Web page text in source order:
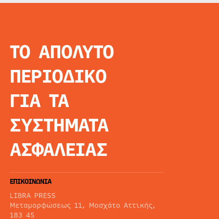
ΤΟ ΑΠΟΛΥΤΟ
ΠΕΡΙΟΔΙΚΟ
ΓΙΑ ΤΑ
ΣΥΣΤΗΜΑΤΑ
ΑΣΦΑΛΕΙΑΣ
ΕΠΙΚΟΙΝΩΝΙΑ
LIBRA PRESS
Μεταμορφώσεως 11, Μοσχάτο Αττικής,
183 45